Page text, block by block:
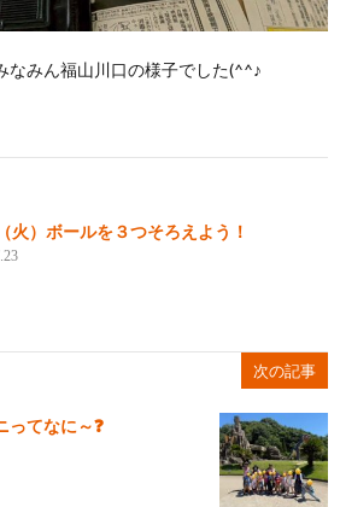
なみん福山川口の様子でした(^^♪
火）ボールを３つそろえよう！
次の記事
てなに～❓